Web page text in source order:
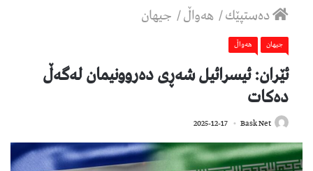
دەستپێك/ هەواڵ/ جیهان
جیهان هەواڵ
ئێران: ئیسرائیل شەڕی دەروونیمان لەگەڵ
دەکات
Bask Net
2025-12-17